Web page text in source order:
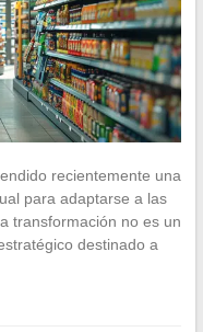
recientemente una
para adaptarse a las
transformación no es un
destinado a